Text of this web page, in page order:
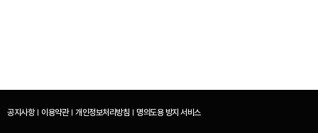
공지사항 이용약관 개인정보처리방침 명의도용 방지 서비스